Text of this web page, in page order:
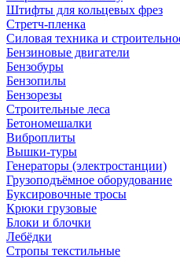
Штифты для кольцевых фрез
Стретч-пленка
Силовая техника и
Бензиновые двигатели
Бензобуры
Бензопилы
Бензорезы
Строительные леса
Бетономешалки
Виброплиты
Вышки-туры
Генераторы (электростанции)
Грузоподъёмное оборудование
Буксировочные тросы
Крюки грузовые
Блоки и блочки
Лебёдки
Стропы текстильные